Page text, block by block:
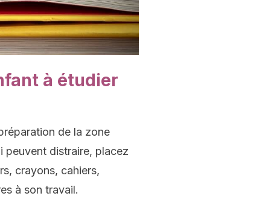
à étudier
de la zone
peuvent distraire, placez
crayons, cahiers,
à son travail.